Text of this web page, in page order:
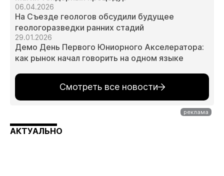
06.04.2026
На Съезде геологов обсудили будущее
геологоразведки ранних стадий
29.01.2026
Демо День Первого Юниорного Акселератора:
как рынок начал говорить на одном языке
Смотреть все новости
АКТУАЛЬНО